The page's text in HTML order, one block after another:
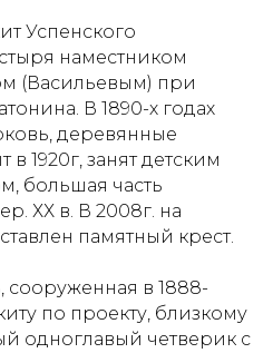
Успенского
наместником
(Васильевым) при
В 1890-х годах
деревянные
1920г, занят детским
большая часть
ХХ в. В 2008г. на
памятный крест.
в 1888-
по проекту, близкому
одноглавый четверик с